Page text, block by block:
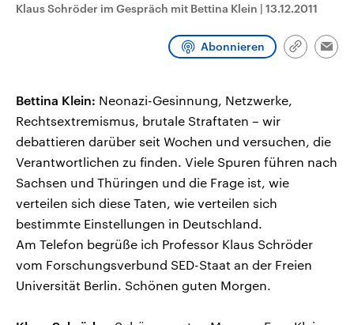
Sendungen Programm Podcasts
Klaus Schröder im Gespräch mit Bettina Klein | 13.12.2011
Abonnieren
Link
Bettina Klein: Neonazi-Gesinnung, Netzwerke,
Rechtsextremismus, brutale Straftaten – wir
debattieren darüber seit Wochen und versuchen, die
Verantwortlichen zu finden. Viele Spuren führen nach
Sachsen und Thüringen und die Frage ist, wie
verteilen sich diese Taten, wie verteilen sich
bestimmte Einstellungen in Deutschland.
Am Telefon begrüße ich Professor Klaus Schröder
vom Forschungsverbund SED-Staat an der Freien
Universität Berlin. Schönen guten Morgen.